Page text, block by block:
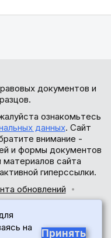
документов и
ознакомьтесь
данных. Сайт
внимание -
и формы документов
сайта
гиперссылки.
обновлений
на
Принять